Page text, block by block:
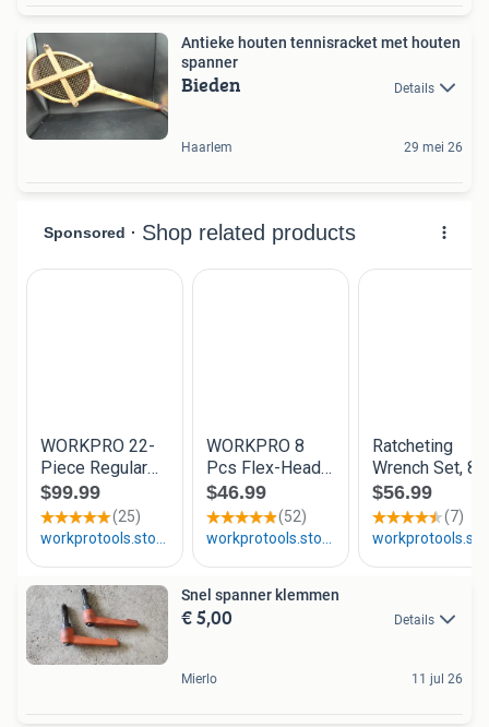
Antieke houten tennisracket met houten
spanner
Bieden Details
Haarlem 29 mei 26
Snel spanner klemmen
€ 5,00 Details
Mierlo 11 jul 26